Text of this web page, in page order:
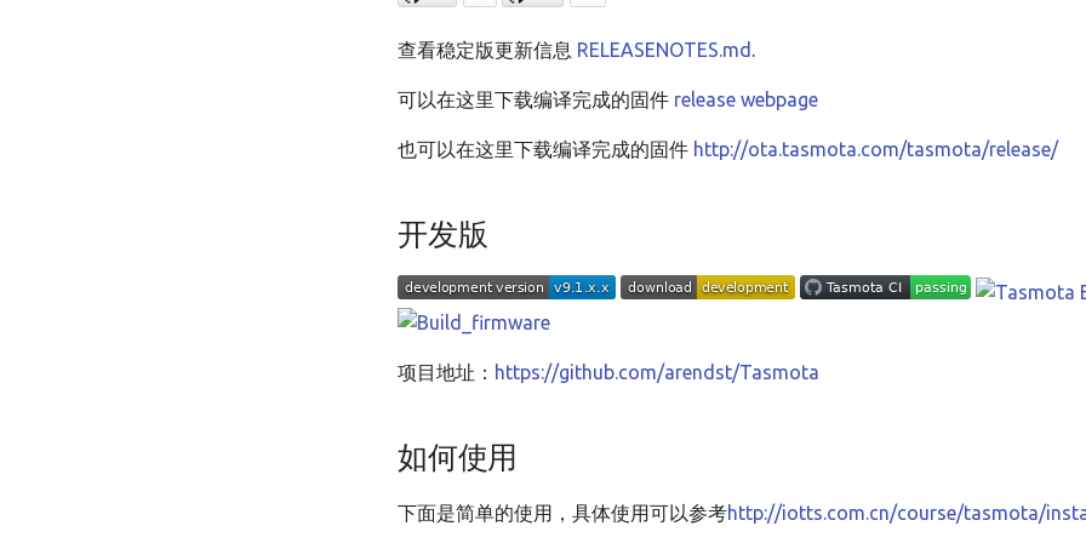
查看稳定版更新信息 RELEASENOTES.md .
可以在这里下载编译完成的固件 release webpage
也可以在这里下载编译完成的固件 http://ota.tasmota.com/tasmota/release/
开发版
项目地址： https://github.com/arendst/Tasmota
如何使用
下面是简单的使用，具体使用可以参考http://iotts.com.cn/course/tasmota/